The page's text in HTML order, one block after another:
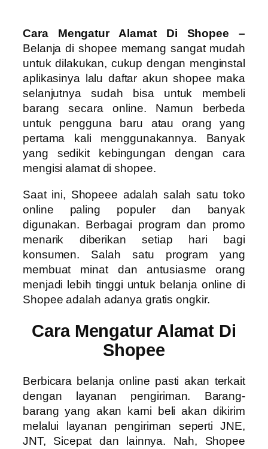
Cara Mengatur Alamat Di Shopee –
Belanja di shopee memang sangat mudah
untuk dilakukan, cukup dengan menginstal
aplikasinya lalu daftar akun shopee maka
selanjutnya sudah bisa untuk membeli
barang secara online. Namun berbeda
untuk pengguna baru atau orang yang
pertama kali menggunakannya. Banyak
yang sedikit kebingungan dengan cara
mengisi alamat di shopee.
Saat ini, Shopeee adalah salah satu toko
online paling populer dan banyak
digunakan. Berbagai program dan promo
menarik diberikan setiap hari bagi
konsumen. Salah satu program yang
membuat minat dan antusiasme orang
menjadi lebih tinggi untuk belanja online di
Shopee adalah adanya gratis ongkir.
Cara Mengatur Alamat Di
Shopee
Berbicara belanja online pasti akan terkait
dengan layanan pengiriman. Barang-
barang yang akan kami beli akan dikirim
melalui layanan pengiriman seperti JNE,
JNT, Sicepat dan lainnya. Nah, Shopee